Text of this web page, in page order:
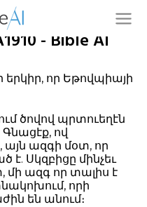
- Bible AI
երկիր, որ Եթովպիայի
ծովով պրտուեղէն
Գնացէք, ով
ազգի մօտ, որ
է. Սկզբիցը մինչեւ
մի ազգ որ տալիս է
որի
են անում։